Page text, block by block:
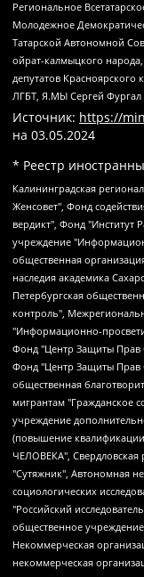
Региональное
Молодежное
Татарской Автономной
ойрат-калмыцкого
депутатов
ЛГБТ, Я.МЫ Сергей Фургал
Источник: https://
на 03.05.2024
* Реестр
Калининградская региональная общественная организация "Экозащита!-Женсовет", Фонд содействия защите прав и свобод граждан "Общественный вердикт", Фонд "Институт Развития Свободы Информации", Частное учреждение "Информационное агентство МЕМО. РУ", Региональная общественная организация "Общественная комиссия по сохранению наследия академика Сахарова", Фонд поддержки свободы прессы, Санкт-Петербургская общественная правозащитная организация "Гражданский контроль", Межрегиональная общественная организация "Информационно-просветительский центр "Мемориал", Региональный Фонд "Центр Защиты Прав Средств Массовой Информации", с 05.12.2023 Фонд "Центр Защиты Прав Средств массовой информации", Региональная общественная благотворительная организация помощи беженцам и мигрантам "Гражданское содействие", Негосударственное образовательное учреждение дополнительного профессионального образования (повышение квалификации) специалистов "АКАДЕМИЯ ПО ПРАВАМ ЧЕЛОВЕКА", Свердловская региональная общественная организация "Сутяжник", Автономная некоммерческая организация "Центр независимых социологических исследований", Союз общественных объединений "Российский исследовательский центр по правам человека", Региональное общественное учреждение научно-информационный центр "МЕМОРИАЛ", Некоммерческая организация "Фонд защиты гласности", Автономная некоммерческая организация "Институт прав человека", Городская общественная организация "Екатеринбургское общество "МЕМОРИАЛ", Городская общественная организация "Рязанское историко-просветительское и правозащитное общество "Мемориал" (Рязанский Мемориал), Челябинский региональный орган общественной самодеятельности – женское общественное объединение "Женщины Евразии", Челябинский региональный орган общественной самодеятельности "Уральская правозащитная группа", Фонд содействия защите здоровья и социальной справедливости имени Андрея Рылькова, Автономная Некоммерческая Организация "Аналитический Центр Юрия Левады", Автономная некоммерческая организация социальной поддержки населения "Проект Апрель", Региональная общественная организация помощи женщинам и детям, находящимся в кризисной ситуации "Информационно-методический центр "Анна", Фонд содействия развитию массовых коммуникаций и правовому просвещению "Так-так-Так", Фонд содействия устойчивому развитию "Серебряная тайга", Свердловский региональный общественный фонд социальных проектов "Новое время", "Idel.Реалии", Кавказ.Реалии, Крым.Реалии, Телеканал Настоящее Время, Татаро-башкирская служба Радио Свобода (Azatliq Radiosi), Радио Свободная Европа/Радио Свобода (PCE/PC), "Сибирь.Реалии", "Фактограф", Благотворительный фонд помощи осужденным и их семьям, Автономная некоммерческая организация "Институт глобализации и социальных движений", Фонд "В защиту прав заключенных", Частное учреждение "Центр поддержки и содействия развитию средств массовой информации", Пензенский региональный общественный благотворительный фонд "Гражданский союз", "Север.Реалии", Некоммерческая организация Фонд "Правовая инициатива", Общество с ограниченной ответственностью "Радио Свободная Европа/Радио Свобода", Чешское информационное агентство "MEDIUM-ORIENT", Красноярская региональная общественная организация "Мы против СПИДа", Камалягин Денис Николаевич, Маркелов Сергей Евгеньевич, Пономарев Лев Александрович, Савицкая Людмила Алексеевна, Автономная некоммерческая организация "Центр по работе с проблемой насилия "НАСИЛИЮ.НЕТ", Межрегиональный профессиональный союз работников здравоохранения "Альянс врачей", Юридическое лицо,